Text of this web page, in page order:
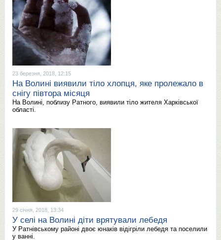
23 березня, 2018, 12:15
На Волині виявили тіло хлопця, яке пролежало в
снігу півтора місяця
На Волині, поблизу Ратного, виявили тіло жителя Харківської
області.
29 січня, 2018, 13:34
У селі на Волині діти врятували лебедя
У Ратнівському районі двоє юнаків відігріли лебедя та поселили
у ванні.